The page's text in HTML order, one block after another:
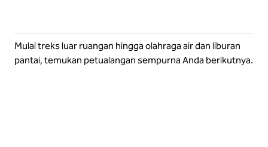
Mulai treks luar ruangan hingga olahraga air dan liburan
pantai, temukan petualangan sempurna Anda berikutnya.